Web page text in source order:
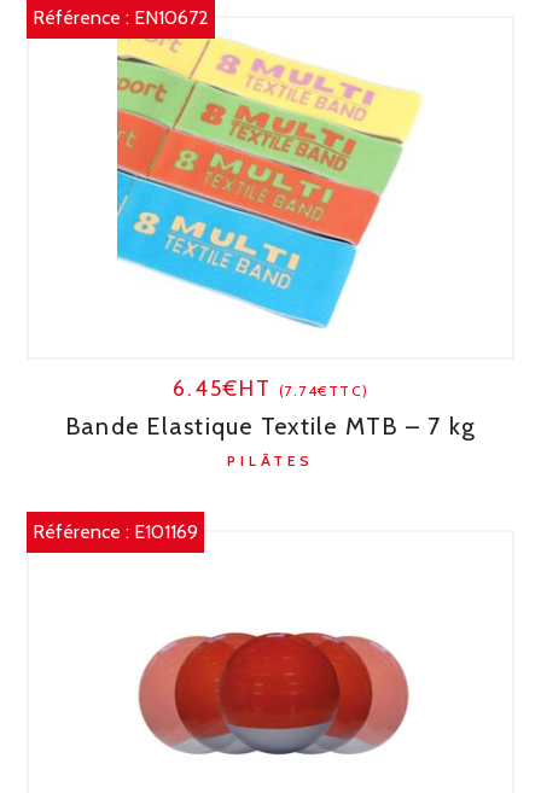
Référence : EN10672
6.45€HT (7.74€TTC)
Bande Elastique Textile MTB – 7 kg
PILÂTES
Référence : E101169